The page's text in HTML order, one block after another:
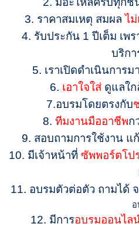
3. ราคาสมเหตุ สมผลไ
4. รับประกัน 1 ปีเต็ม เพ
บริก
5. เราเปิดดำเนินการ
6. เอาใจใส่ ดูแลใ
7.อบรมโดยตรงกับ
8. ทีมงานมืออาชีพก
9. สอบถามการใช้งาน
10. มีเจ้าหน้าที่ซัพพอร์ตโป
11. อบรมตัวต่อตัว ถามได้
12. มีการอบรมออนไล